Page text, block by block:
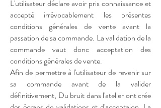
L'utilisateur déclare avoir pris connaissance et
accepté irrévocablement les présentes
conditions générales de vente avant la
passation de sa commande. La validation de la
commande vaut donc acceptation des
conditions générales de vente.
Afin de permettre à l'utilisateur de revenir sur
sa commande avant de la valider
définitivement, Du bruit dans l'atelier ont crée